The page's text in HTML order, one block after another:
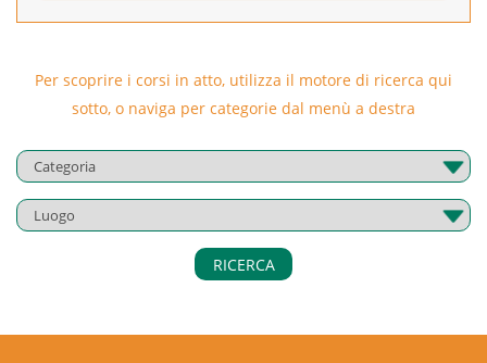
Per scoprire i corsi in atto, utilizza il motore di ricerca qui
sotto, o naviga per categorie dal menù a destra
RICERCA